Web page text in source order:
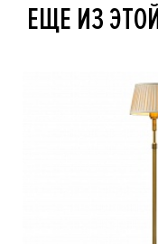
ЕЩЕ ИЗ